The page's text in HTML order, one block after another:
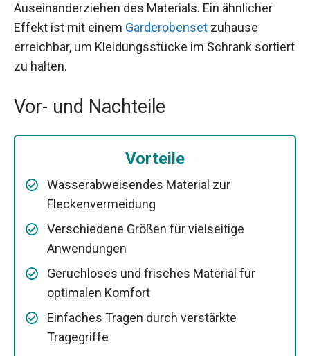
Auseinanderziehen des Materials. Ein ähnlicher
Effekt ist mit einem Garderobenset zuhause
erreichbar, um Kleidungsstücke im Schrank sortiert
zu halten.
Vor- und Nachteile
Vorteile
Wasserabweisendes Material zur
Fleckenvermeidung
Verschiedene Größen für vielseitige
Anwendungen
Geruchloses und frisches Material für
optimalen Komfort
Einfaches Tragen durch verstärkte
Tragegriffe